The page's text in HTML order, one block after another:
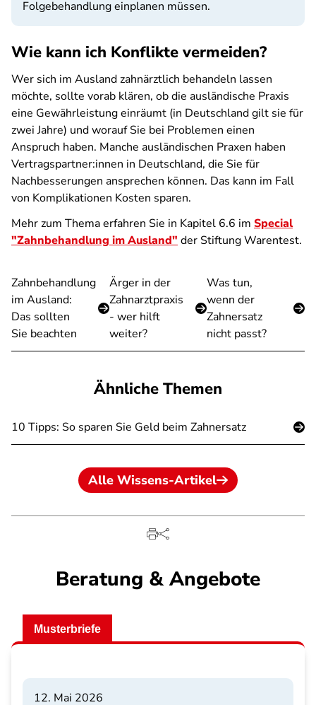
Folgebehandlung einplanen müssen.
Wie kann ich Konflikte vermeiden?
Wer sich im Ausland zahnärztlich behandeln lassen
möchte, sollte vorab klären, ob die ausländische Praxis
eine Gewährleistung einräumt (in Deutschland gilt sie für
zwei Jahre) und worauf Sie bei Problemen einen
Anspruch haben. Manche ausländischen Praxen haben
Vertragspartner:innen in Deutschland, die Sie für
Nachbesserungen ansprechen können. Das kann im Fall
von Komplikationen Kosten sparen.
Mehr zum Thema erfahren Sie in Kapitel 6.6 im Special
"Zahnbe­hand­lung im Ausland" der Stiftung Warentest.
Zahnbehandlung
im Ausland:
Das sollten
Sie beachten
Ärger in der
Zahnarztpraxis
- wer hilft
weiter?
Was tun,
wenn der
Zahnersatz
nicht passt?
Ähnliche Themen
10 Tipps: So sparen Sie Geld beim Zahnersatz
Alle Wissens-Artikel
Beratung & Angebote
Musterbriefe
12. Mai 2026